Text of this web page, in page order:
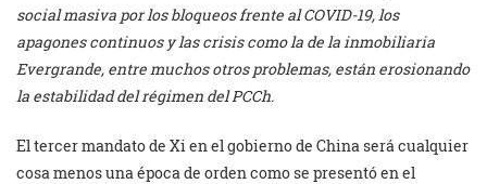
social masiva por los bloqueos frente al COVID-19, los
apagones continuos y las crisis como la de la inmobiliaria
Evergrande, entre muchos otros problemas, están erosionando
la estabilidad del régimen del PCCh.
El tercer mandato de Xi en el gobierno de China será cualquier
cosa menos una época de orden como se presentó en el